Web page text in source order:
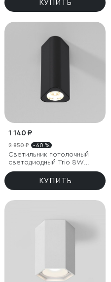
КУПИТЬ
1 140 ₽
2 850 ₽ - 60 %
Светильник потолочный
светодиодный Trio 8W
3000K черный
КУПИТЬ